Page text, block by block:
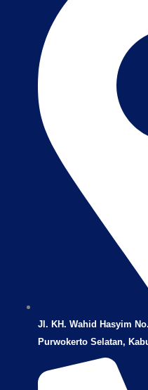
Jl. KH. Wahid Hasyim
Purwokerto Selatan,